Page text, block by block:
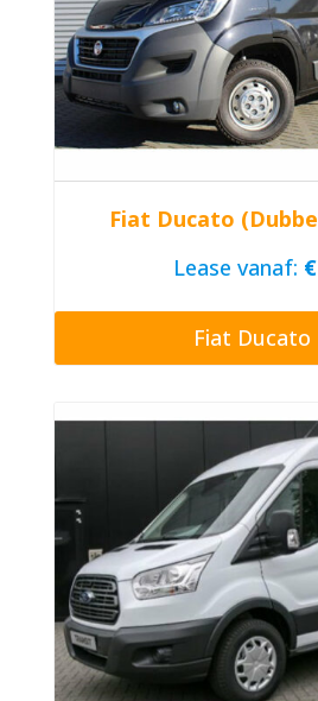
Fiat Ducato
Lease vanaf:
Fiat Ducato